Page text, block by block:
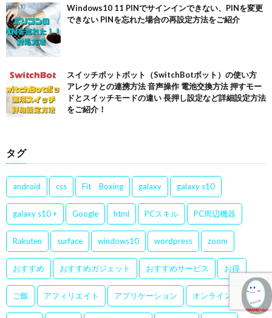
Windows10 11 PINでサインインできない、PINを変更
できない PINを忘れた場合の再設定方法をご紹介
スイッチボットボット（SwitchBotボット）の使い方
アレクサとの連携方法 音声操作 電池交換方法 押すモー
ドとスイッチモードの違い 長押し設定など詳細設定方法
をご紹介！
タグ
android css Fit Boxing galaxy galaxy s10
galaxy s10 + Google html PCスキル PC周辺機器
Rakuten surface windows10 wordpress zoom
おすすめ おすすめガジェット おすすめサービス お得
ご飯 アフィリエイト アプリケーション オンラインMTG